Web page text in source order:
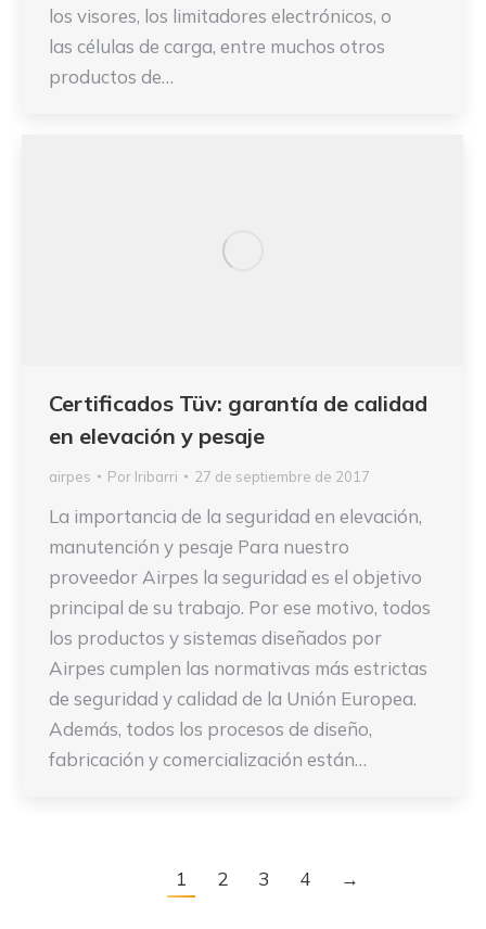
los visores, los limitadores electrónicos, o
las células de carga, entre muchos otros
productos de…
Certificados Tüv: garantía de calidad
en elevación y pesaje
airpes Por Iribarri 27 de septiembre de 2017
La importancia de la seguridad en elevación,
manutención y pesaje Para nuestro
proveedor Airpes la seguridad es el objetivo
principal de su trabajo. Por ese motivo, todos
los productos y sistemas diseñados por
Airpes cumplen las normativas más estrictas
de seguridad y calidad de la Unión Europea.
Además, todos los procesos de diseño,
fabricación y comercialización están…
1 2 3 4 →